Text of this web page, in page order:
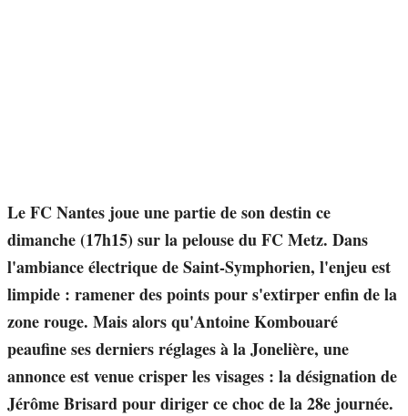
Le FC Nantes joue une partie de son destin ce
dimanche (17h15) sur la pelouse du FC Metz. Dans
l'ambiance électrique de Saint-Symphorien, l'enjeu est
limpide : ramener des points pour s'extirper enfin de la
zone rouge. Mais alors qu'Antoine Kombouaré
peaufine ses derniers réglages à la Jonelière, une
annonce est venue crisper les visages : la désignation de
Jérôme Brisard pour diriger ce choc de la 28e journée.